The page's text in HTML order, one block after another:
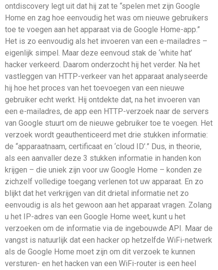
ontdiscovery legt uit dat hij zat te “spelen met zijn Google
Home en zag hoe eenvoudig het was om nieuwe gebruikers
toe te voegen aan het apparaat via de Google Home-app.”
Het is zo eenvoudig als het invoeren van een e-mailadres –
eigenlijk simpel. Maar deze eenvoud stak de ‘white hat’
hacker verkeerd. Daarom onderzocht hij het verder. Na het
vastleggen van HTTP-verkeer van het apparaat analyseerde
hij hoe het proces van het toevoegen van een nieuwe
gebruiker echt werkt. Hij ontdekte dat, na het invoeren van
een e-mailadres, de app een HTTP-verzoek naar de servers
van Google stuurt om de nieuwe gebruiker toe te voegen. Het
verzoek wordt geauthenticeerd met drie stukken informatie:
de “apparaatnaam, certificaat en ‘cloud ID’.” Dus, in theorie,
als een aanvaller deze 3 stukken informatie in handen kon
krijgen – die uniek zijn voor uw Google Home – konden ze
zichzelf volledige toegang verlenen tot uw apparaat. En zo
blijkt dat het verkrijgen van dit drietal informatie net zo
eenvoudig is als het gewoon aan het apparaat vragen. Zolang
u het IP-adres van een Google Home weet, kunt u het
verzoeken om de informatie via de ingebouwde API. Maar de
vangst is natuurlijk dat een hacker op hetzelfde WiFi-netwerk
als de Google Home moet zijn om dit verzoek te kunnen
versturen- en het hacken van een WiFi-router is een heel